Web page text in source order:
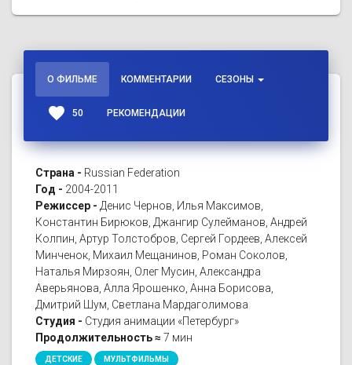
О ФИЛЬМЕ КОММЕНТАРИИ СЕЗОНЫ
favorite 50 РЕКОМЕНДАЦИИ
Страна - Russian Federation
Год - 2004-2011
Режиссер - Денис Чернов, Илья Максимов,
Константин Бирюков, Джангир Сулейманов, Андрей
Колпин, Артур Толстобров, Сергей Гордеев, Алексей
Минченок, Михаил Мещанинов, Роман Соколов,
Наталья Мирзоян, Олег Мусин, Александра
Аверьянова, Алла Ярошенко, Анна Борисова,
Дмитрий Шум, Светлана Мардаголимова
Студия - Студия анимации «Петербург»
Продолжительность ≈ 7 мин
ДЕТСКИЕ МУЛЬТФИЛЬМЫ